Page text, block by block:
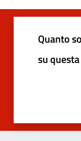
Quanto
su